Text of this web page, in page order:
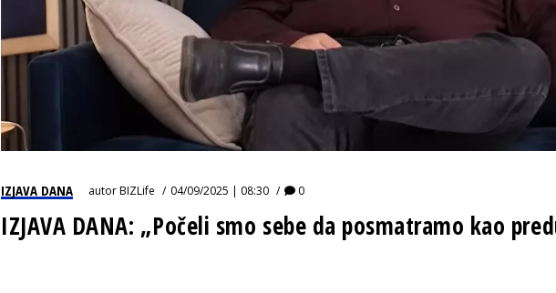
IZJAVA DANA autorBIZLife 04/09/2025 | 08:30 0
IZJAVA DANA: „Počeli smo sebe da posmatramo kao